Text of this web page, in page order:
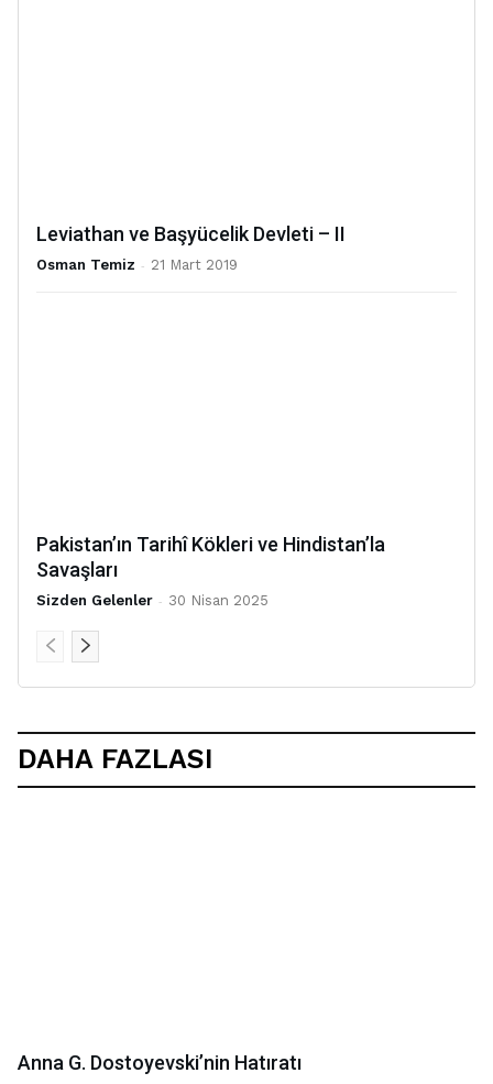
Leviathan ve Başyücelik Devleti – II
Osman Temiz - 21 Mart 2019
Pakistan’ın Tarihî Kökleri ve Hindistan’la
Savaşları
Sizden Gelenler - 30 Nisan 2025
DAHA FAZLASI
Anna G. Dostoyevski’nin Hatıratı